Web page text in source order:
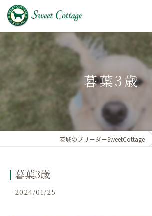
暮葉3歳
茨城のブリーダーSweetCottage
暮葉3歳
2024/01/25